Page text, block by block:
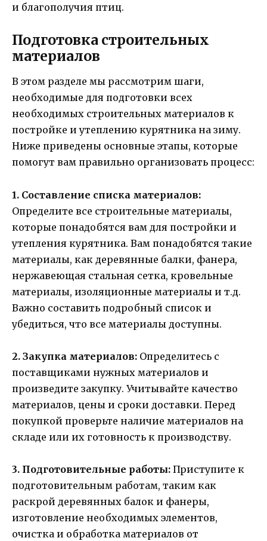
и благополучия птиц.
Подготовка строительных
материалов
В этом разделе мы рассмотрим шаги,
необходимые для подготовки всех
необходимых строительных материалов к
постройке и утеплению курятника на зиму.
Ниже приведены основные этапы, которые
помогут вам правильно организовать процесс:
1. Составление списка материалов:
Определите все строительные материалы,
которые понадобятся вам для постройки и
утепления курятника. Вам понадобятся такие
материалы, как деревянные балки, фанера,
нержавеющая стальная сетка, кровельные
материалы, изоляционные материалы и т.д.
Важно составить подробный список и
убедиться, что все материалы доступны.
2. Закупка материалов: Определитесь с
поставщиками нужных материалов и
произведите закупку. Учитывайте качество
материалов, цены и сроки доставки. Перед
покупкой проверьте наличие материалов на
складе или их готовность к производству.
3. Подготовительные работы: Приступите к
подготовительным работам, таким как
раскрой деревянных балок и фанеры,
изготовление необходимых элементов,
очистка и обработка материалов от